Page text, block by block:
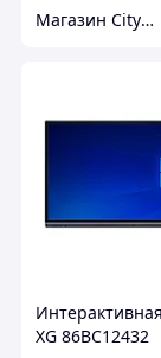
Магазин CityCom.kz +7-727-250-1209
XG 86BC12432